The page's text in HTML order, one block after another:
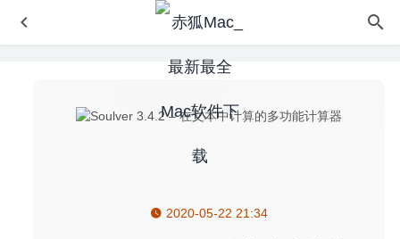
2020-05-22 21:34
Focusplan Pro 1.6.17 中文版 – 全能型思维导图和头脑风暴